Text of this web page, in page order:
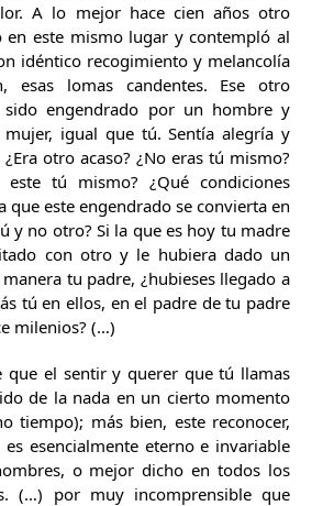
A lo mejor hace cien años otro
en este mismo lugar y contempló al
idéntico recogimiento y melancolía
esas lomas candentes. Ese otro
sido engendrado por un hombre y
igual que tú. Sentía alegría y
otro acaso? ¿No eras tú mismo?
este tú mismo? ¿Qué condiciones
que este engendrado se convierta en
y no otro? Si la que es hoy tu madre
con otro y le hubiera dado un
tu padre, ¿hubieses llegado a
tú en ellos, en el padre de tu padre
milenios? (…)
que el sentir y querer que tú llamas
de la nada en un cierto momento
tiempo); más bien, este reconocer,
esencialmente eterno e invariable
o mejor dicho en todos los
(…) por muy incomprensible que